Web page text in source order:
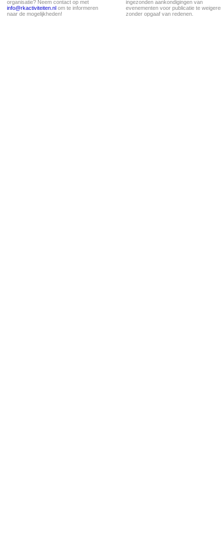
organisatie? Neem contact op met
info@rkactiviteiten.nl om te informeren
naar de mogelijkheden!
ingezonden aankondigingen van
evenementen voor publicatie te
zonder opgaaf van redenen.